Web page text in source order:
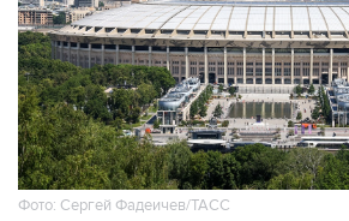
Фото: Сергей Фадеичев/ТАСС